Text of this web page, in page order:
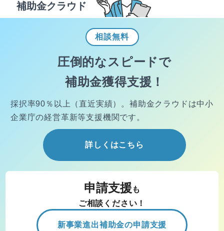
補助金クラウド
相談無料
圧倒的なスピードで
補助金獲得支援！
採択率90％以上（直近実績）。 補助金クラウドは中小
企業庁の経営革新等支援機関です。
詳しくはこちら
申請支援 も
ご相談ください！
新事業進出補助金の申請支援